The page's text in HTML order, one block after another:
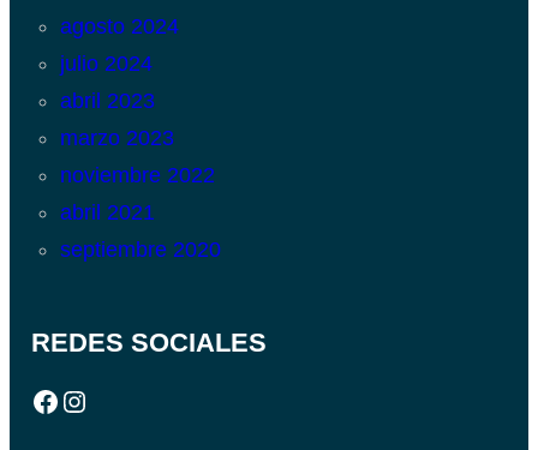
agosto 2024
julio 2024
abril 2023
marzo 2023
noviembre 2022
abril 2021
septiembre 2020
REDES SOCIALES
Facebook Instagram